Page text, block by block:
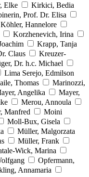
Elke
Kirkici, Bedia
Prof. Dr. Elisa
Köhler, Hannelore
Korzhenevich, Irina
Krapp, Tanja
Claus
Kreuzer-
Dr. h.c. Michael
Lima Serejo, Edmilson
Thomas
Marinozzi,
Angelika
Mayer,
Merou, Annoula
Manfred
Moini
Moll-Bux, Gisela
Müller, Malgorzata
Müller, Frank
Wick, Marina
Opfermann,
Annamaria